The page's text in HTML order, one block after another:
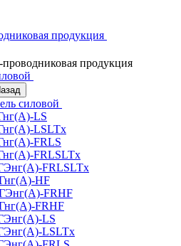
продукция
продукция
силовой
LS
LSLTx
FRLS
FRLSLTx
FRLSLTx
HF
FRHF
FRHF
LS
LSLTx